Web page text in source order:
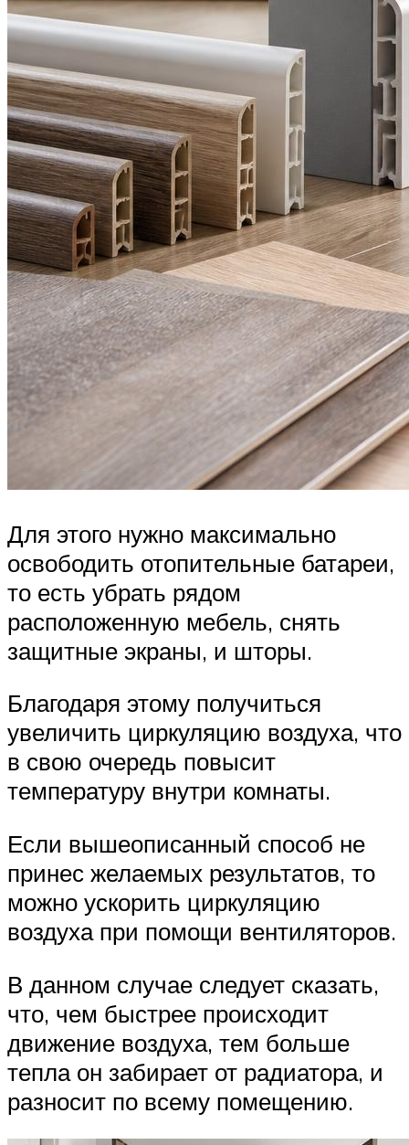
Для этого нужно максимально
освободить отопительные батареи,
то есть убрать рядом
расположенную мебель, снять
защитные экраны, и шторы.
Благодаря этому получиться
увеличить циркуляцию воздуха, что
в свою очередь повысит
температуру внутри комнаты.
Если вышеописанный способ не
принес желаемых результатов, то
можно ускорить циркуляцию
воздуха при помощи вентиляторов.
В данном случае следует сказать,
что, чем быстрее происходит
движение воздуха, тем больше
тепла он забирает от радиатора, и
разносит по всему помещению.